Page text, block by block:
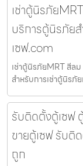
เช่าตู้นิรภัย
บริการตู้นิรภัยส
เซฟ.com
เช่าตู้นิรภัยMRT สีลม
สำหรับการเช่าตู้นิรภั
รับติดตั้งตู้เซฟ
ขายตู้เซฟ รับติ
ถูก